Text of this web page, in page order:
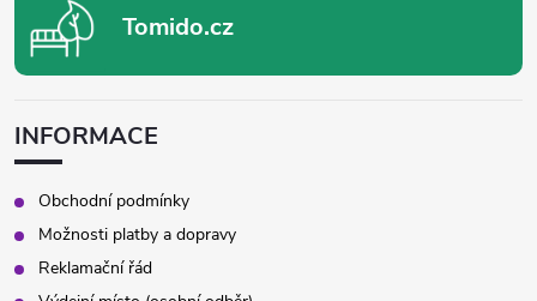
v
ý
p
i
s
u
Tomido.cz
INFORMACE
Obchodní podmínky
Možnosti platby a dopravy
Reklamační řád